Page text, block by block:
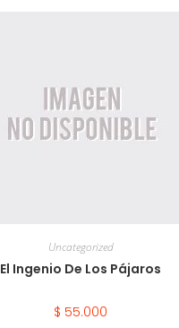
Uncategorized
El Ingenio De Los Pájaros
$ 55.000